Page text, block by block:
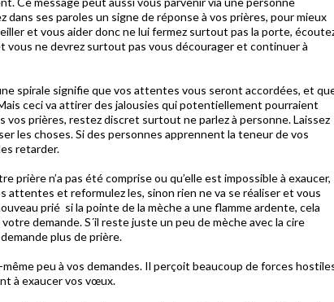
ses paroles un signe de réponse à vos prières, pour mieux
et vous aider donc ne lui fermez surtout pas la porte,
vous ne devrez surtout pas vous décourager et continuer à
spirale signifie que vos attentes vous seront accordées, et
ceci va attirer des jalousies qui potentiellement pourraient
vos prières, restez discret surtout ne parlez à personne. Laissez
les choses. Si des personnes apprennent la teneur de vos
retarder.
prière n’a pas été comprise ou qu’elle est impossible à exaucer,
attentes et reformulez les, sinon rien ne va se réaliser et vous
prié si la pointe de la mèche a une flamme ardente, cela
demande. S´il reste juste un peu de mèche avec la cire
plus de prière.
peu à vos demandes. Il perçoit beaucoup de forces
à exaucer vos vœux.